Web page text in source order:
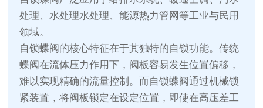
处理、水处理水处理、能源热力管网等工业与民用
领域。
自锁蝶阀的核心特征在于其独特的自锁功能。传统
蝶阀在流体压力作用下，阀板容易发生位置偏移，
难以实现精确的流量控制。而自锁蝶阀通过机械锁
紧装置，将阀板锁定在设定位置，即使在高压差工